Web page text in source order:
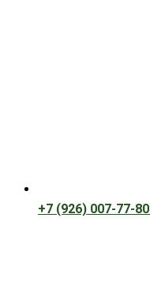
+7 (926) 007-77-80